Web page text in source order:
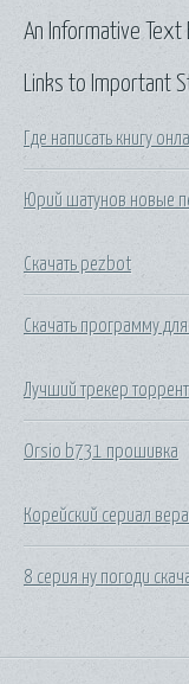
Links to Important
Где написать книгу
Юрий шатунов новые
Скачать pezbot
Скачать программу
Лучший трекер торрент
Orsio b731 прошивка
Корейский сериал
8 серия ну погоди
An Informative Text